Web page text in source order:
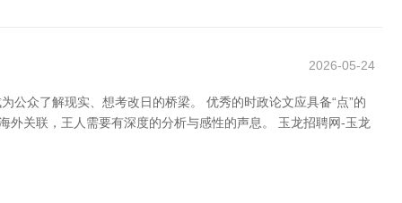
2026-05-24
众了解现实、想考改日的桥梁。 优秀的时政论文应具备“点”的
外关联，王人需要有深度的分析与感性的声息。 玉龙招聘网-玉龙